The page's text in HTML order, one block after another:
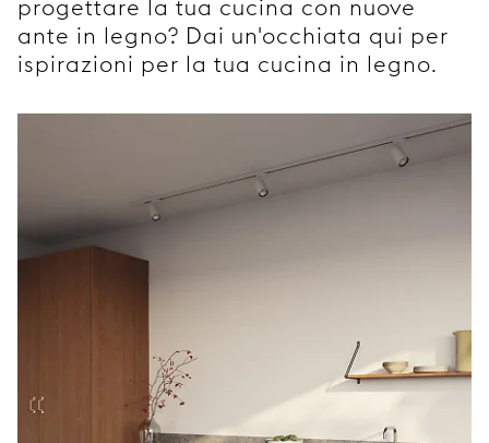
progettare la tua cucina con nuove
ante in legno? Dai un'occhiata qui per
ispirazioni per la tua cucina in legno.